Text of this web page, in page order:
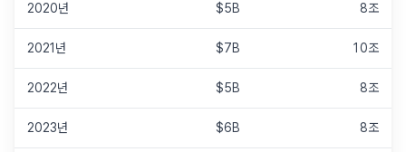
2020년 $5B 8조
2021년 $7B 10조
2022년 $5B 8조
2023년 $6B 8조